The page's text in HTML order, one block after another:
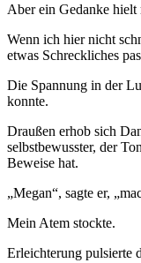
Aber ein Gedanke hielt
Wenn ich hier nicht
etwas Schreckliches
Die Spannung in der
konnte.
Draußen erhob sich
selbstbewusster, der
Beweise hat.
„Megan“, sagte er,
Mein Atem stockte.
Erleichterung pulsierte